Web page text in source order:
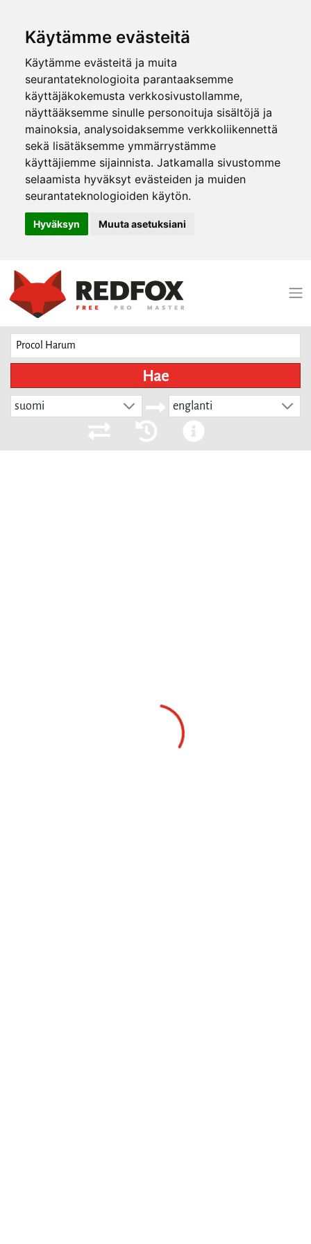
Käytämme evästeitä
Käytämme evästeitä ja muita
seurantateknologioita parantaaksemme
käyttäjäkokemusta verkkosivustollamme,
näyttääksemme sinulle personoituja sisältöjä ja
mainoksia, analysoidaksemme verkkoliikennettä
sekä lisätäksemme ymmärrystämme
käyttäjiemme sijainnista. Jatkamalla sivustomme
selaamista hyväksyt evästeiden ja muiden
seurantateknologioiden käytön.
Hyväksyn Muuta asetuksiani
Hae
suomi englanti